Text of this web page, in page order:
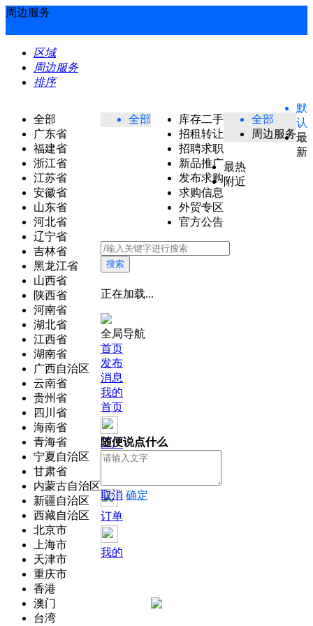
周边服务
区域
周边服务
排序
全部
广东省
福建省
浙江省
江苏省
安徽省
山东省
河北省
辽宁省
吉林省
黑龙江省
山西省
陕西省
河南省
湖北省
江西省
湖南省
广西自治区
云南省
贵州省
四川省
海南省
青海省
宁夏自治区
甘肃省
内蒙古自治区
新疆自治区
西藏自治区
北京市
上海市
天津市
重庆市
香港
澳门
台湾
全部
库存二手
招租转让
招聘求职
新品推广
发布求购
求购信息
外贸专区
官方公告
全部
周边服务
默
认
最
新
最热
附近
搜索
正在加载...
全局导航
首页
发布
消息
我的
首页
工厂
订单
我的
随便说点什么
取消 确定